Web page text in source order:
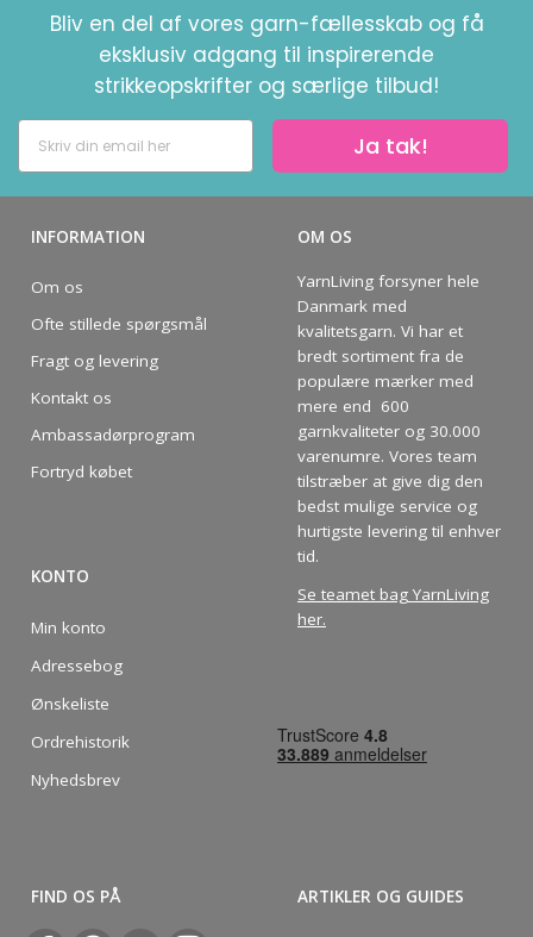
Bliv en del af vores garn-fællesskab og få
eksklusiv adgang til inspirerende
strikkeopskrifter og særlige tilbud!
Ja tak!
INFORMATION
Om os
Ofte stillede spørgsmål
Fragt og levering
Kontakt os
Ambassadørprogram
Fortryd købet
KONTO
Min konto
Adressebog
Ønskeliste
Ordrehistorik
Nyhedsbrev
OM OS
YarnLiving forsyner hele
Danmark med
kvalitetsgarn. Vi har et
bredt sortiment fra de
populære mærker med
mere end 600
garnkvaliteter og 30.000
varenumre. Vores team
tilstræber at give dig den
bedst mulige service og
hurtigste levering til enhver
tid.
Se teamet bag YarnLiving
her.
FIND OS PÅ ARTIKLER OG GUIDES